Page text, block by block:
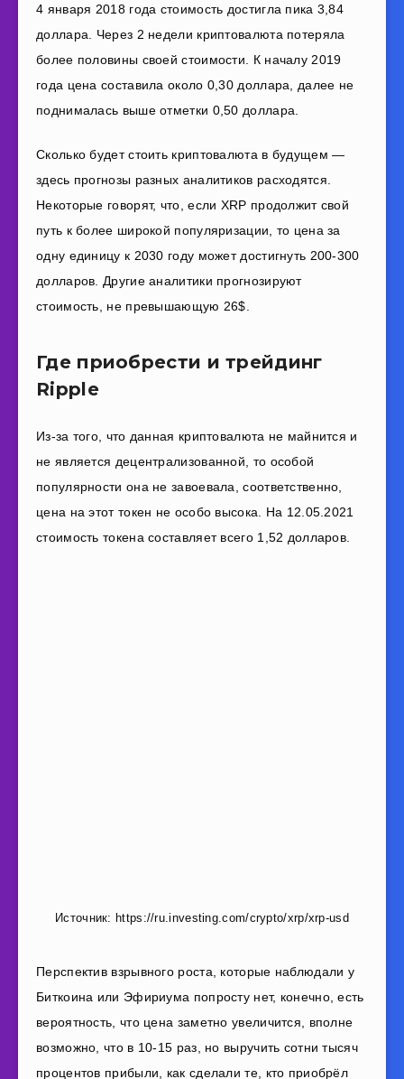
4 января 2018 года стоимость достигла пика 3,84
доллара. Через 2 недели криптовалюта потеряла
более половины своей стоимости. К началу 2019
года цена составила около 0,30 доллара, далее не
поднималась выше отметки 0,50 доллара.
Сколько будет стоить криптовалюта в будущем —
здесь прогнозы разных аналитиков расходятся.
Некоторые говорят, что, если XRP продолжит свой
путь к более широкой популяризации, то цена за
одну единицу к 2030 году может достигнуть 200-300
долларов. Другие аналитики прогнозируют
стоимость, не превышающую 26$.
Где приобрести и трейдинг
Ripple
Из-за того, что данная криптовалюта не майнится и
не является децентрализованной, то особой
популярности она не завоевала, соответственно,
цена на этот токен не особо высока. На 12.05.2021
стоимость токена составляет всего 1,52 долларов.
Источник: https://ru.investing.com/crypto/xrp/xrp-usd
Перспектив взрывного роста, которые наблюдали у
Биткоина или Эфириума попросту нет, конечно, есть
вероятность, что цена заметно увеличится, вполне
возможно, что в 10-15 раз, но выручить сотни тысяч
процентов прибыли, как сделали те, кто приобрёл